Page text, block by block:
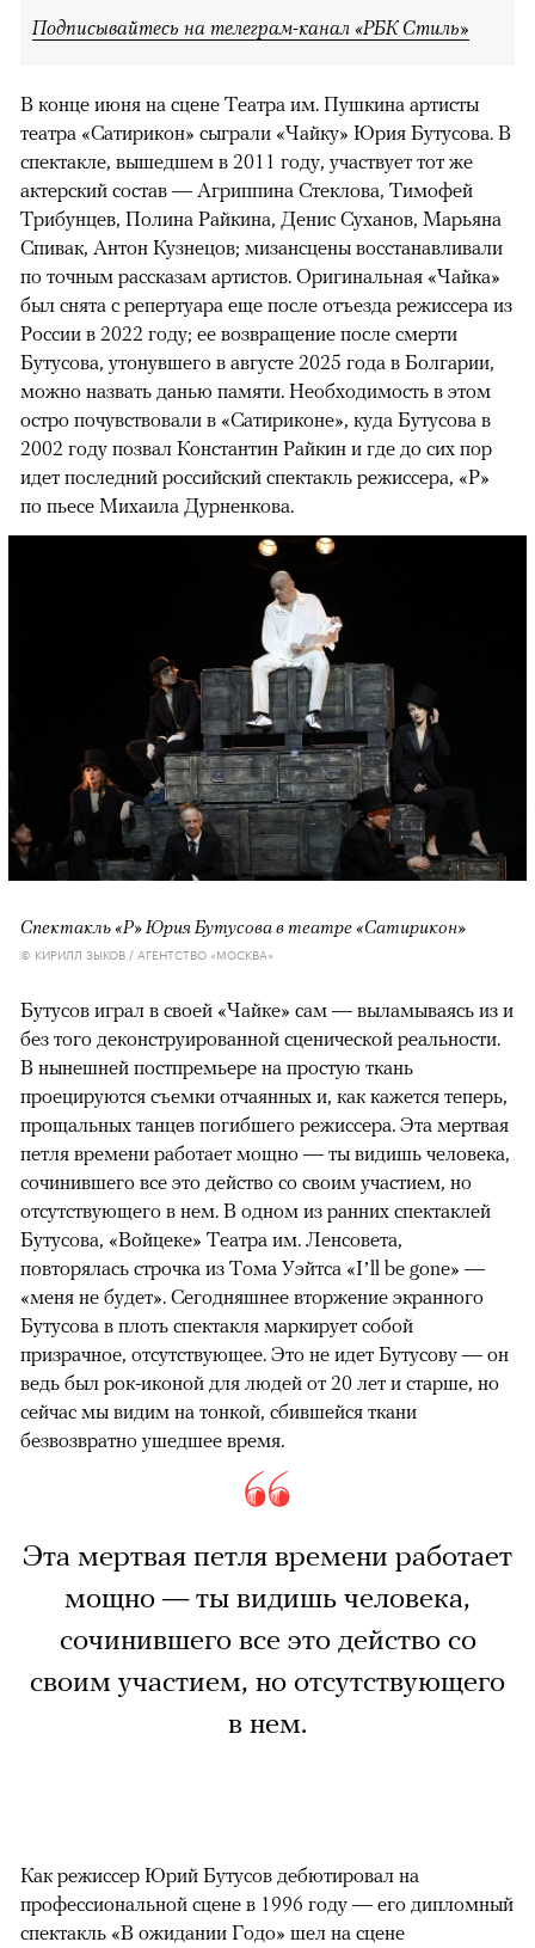
Подписывайтесь на телеграм-канал «РБК Стиль»
В конце июня на сцене Театра им. Пушкина артисты
театра «Сатирикон» сыграли «Чайку» Юрия Бутусова. В
спектакле, вышедшем в 2011 году, участвует тот же
актерский состав — Агриппина Стеклова, Тимофей
Трибунцев, Полина Райкина, Денис Суханов, Марьяна
Спивак, Антон Кузнецов; мизансцены восстанавливали
по точным рассказам артистов. Оригинальная «Чайка»
был снята с репертуара еще после отъезда режиссера из
России в 2022 году; ее возвращение после смерти
Бутусова, утонувшего в августе 2025 года в Болгарии,
можно назвать данью памяти. Необходимость в этом
остро почувствовали в «Сатириконе», куда Бутусова в
2002 году позвал Константин Райкин и где до сих пор
идет последний российский спектакль режиссера, «Р»
по пьесе Михаила Дурненкова.
Спектакль «Р» Юрия Бутусова в театре «Сатирикон»
© КИРИЛЛ ЗЫКОВ / АГЕНТСТВО «МОСКВА»
Бутусов играл в своей «Чайке» сам — выламываясь из и
без того деконструированной сценической реальности.
В нынешней постпремьере на простую ткань
проецируются съемки отчаянных и, как кажется теперь,
прощальных танцев погибшего режиссера. Эта мертвая
петля времени работает мощно — ты видишь человека,
сочинившего все это действо со своим участием, но
отсутствующего в нем. В одном из ранних спектаклей
Бутусова, «Войцеке» Театра им. Ленсовета,
повторялась строчка из Тома Уэйтса «I’ll be gone» —
«меня не будет». Сегодняшнее вторжение экранного
Бутусова в плоть спектакля маркирует собой
призрачное, отсутствующее. Это не идет Бутусову — он
ведь был рок-иконой для людей от 20 лет и старше, но
сейчас мы видим на тонкой, сбившейся ткани
безвозвратно ушедшее время.
Эта мертвая петля времени работает
мощно — ты видишь человека,
сочинившего все это действо со
своим участием, но отсутствующего
в нем.
Как режиссер Юрий Бутусов дебютировал на
профессиональной сцене в 1996 году — его дипломный
спектакль «В ожидании Годо» шел на сцене